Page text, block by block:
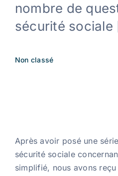
nombre de
sécurité sociale
Non classé
Après avoir posé une
sécurité sociale
simplifié, nous avons